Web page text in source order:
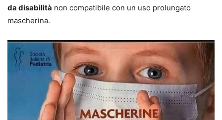
da disabilità non compatibile con un uso prolungato
mascherina.